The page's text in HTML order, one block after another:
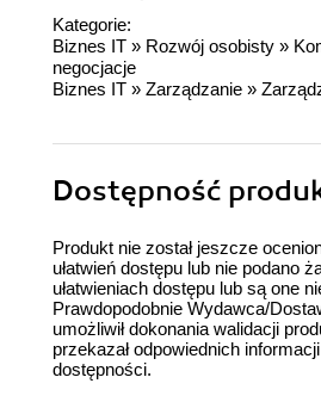
Kategorie:
Biznes IT » Rozwój osobisty »
negocjacje
Biznes IT » Zarządzanie »
Dostępność
Produkt nie został jeszcze
ułatwień dostępu lub nie podano
ułatwieniach dostępu lub są one
Prawdopodobnie Wydawca/
umożliwił dokonania walidacji
przekazał odpowiednich
dostępności.